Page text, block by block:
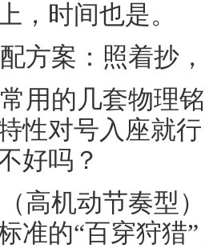
，时间也是。
方案：照着抄
用的几套物理
性对号入座就
好吗？
高机动节奏型
准的“百穿狩猎